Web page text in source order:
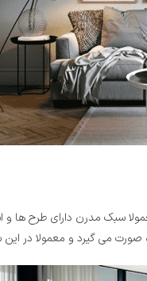
سبک مدرن دارای طرح ها و
می گیرد و معمولا در